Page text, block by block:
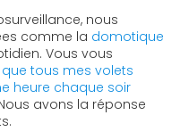
nous
comme la domotique
Vous vous
tous mes volets
heure chaque soir
avons la réponse